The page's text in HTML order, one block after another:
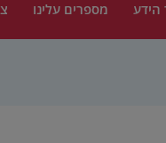
הידע מספרים עלינו